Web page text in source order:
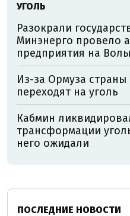
УГОЛЬ
Разокрали
Минэнерго провело
предприятия на
Из-за Ормуза
переходят на уголь
Кабмин
трансформации
него ожидали
ПОСЛЕДНИЕ НОВОСТИ